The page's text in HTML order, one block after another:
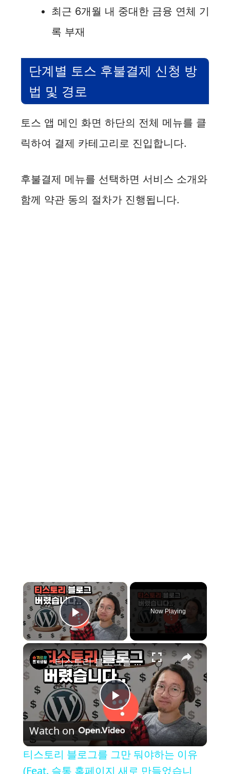
최근 6개월 내 중대한 금융 연체 기
록 부재
단계별 토스 후불결제 신청 방
법 및 경로
토스 앱 메인 화면 하단의 전체 메뉴를 클
릭하여 결제 카테고리로 진입합니다.
후불결제 메뉴를 선택하면 서비스 소개와
함께 약관 동의 절차가 진행됩니다.
×
Play Video
Now Playing
×
P
l
티스토리 블로그를 그만 둬야하는 이유 (Feat. 슬통 홈페이지 새로 만들었습니다.)
Watch on
티스토리 블로그를 그만 둬야하는 이유
(Feat. 슬통 홈페이지 새로 만들었습니